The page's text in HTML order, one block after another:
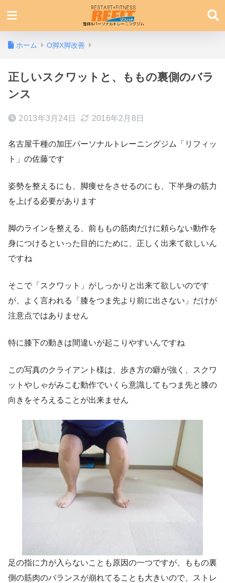
ホーム O脚X脚改善
正しいスクワットと、ももの裏側のバラ
ンス
2013年3月24日 2016年2月8日
名古屋千種の加圧パーソナルトレーニングジム「リフィッ
ト」の佐藤です
姿勢を整えるにも、脚痩せをさせるのにも、下半身の筋力
を上げる必要があります
脚のラインを整える、前ももの筋肉だけに頼らない動作を
身につけるといった目的にために、正しく出来て欲しいん
ですね
そこで「スクワット」がしっかりと出来て欲しいのです
が、よく言われる「膝をつま先より前に出さない」だけが
注意点ではありません
特に膝下の動きは間違いが起こりやすいんですね
この写真のクライアント様は、歩き方の癖が強く、スクワ
ットやしゃがみこむ動作でいくら意識してもつま先と膝の
向きをそろえることが出来ません
足の指に力が入らないことも原因の一つですが、ももの裏
側の筋肉のバランスが崩れてることも大きいので、ストレ